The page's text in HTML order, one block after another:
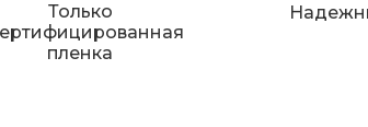
Только
пленка